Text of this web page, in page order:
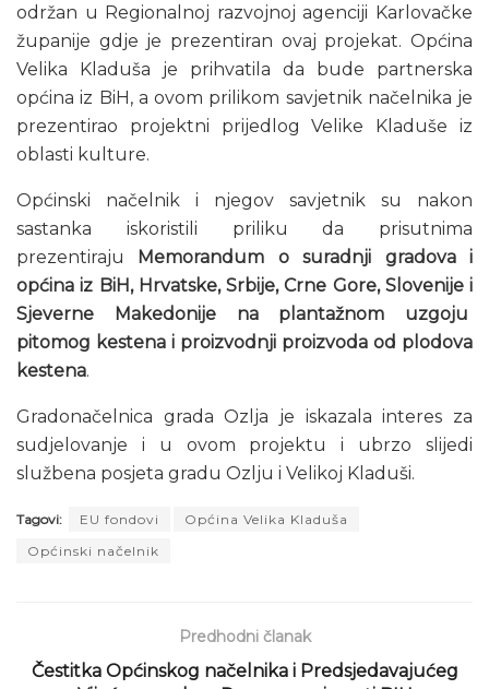
održan u Regionalnoj razvojnoj agenciji Karlovačke
županije gdje je prezentiran ovaj projekat. Općina
Velika Kladuša je prihvatila da bude partnerska
općina iz BiH, a ovom prilikom savjetnik načelnika je
prezentirao projektni prijedlog Velike Kladuše iz
oblasti kulture.
Općinski načelnik i njegov savjetnik su nakon
sastanka iskoristili priliku da prisutnima
prezentiraju Memorandum o suradnji gradova i
općina iz BiH, Hrvatske, Srbije, Crne Gore, Slovenije i
Sjeverne Makedonije na plantažnom uzgoju
pitomog kestena i proizvodnji proizvoda od plodova
kestena.
Gradonačelnica grada Ozlja je iskazala interes za
sudjelovanje i u ovom projektu i ubrzo slijedi
službena posjeta gradu Ozlju i Velikoj Kladuši.
Tagovi: EU fondovi
Općina Velika Kladuša
Općinski načelnik
Predhodni članak
Čestitka Općinskog načelnika i Predsjedavajućeg